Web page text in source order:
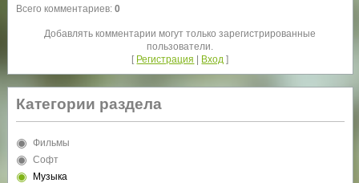
Всего комментариев: 0
Добавлять комментарии могут только зарегистрированные
пользователи.
[ Регистрация | Вход ]
Категории раздела
Фильмы
Софт
Музыка